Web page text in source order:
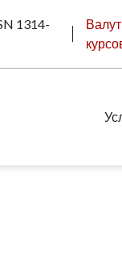
1314-